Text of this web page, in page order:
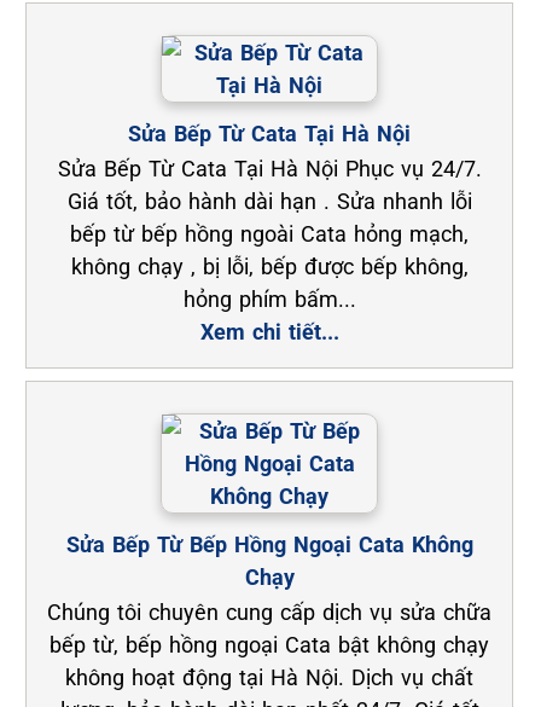
Sửa Bếp Từ Cata Tại Hà Nội
Sửa Bếp Từ Cata Tại Hà Nội Phục vụ 24/7.
Giá tốt, bảo hành dài hạn . Sửa nhanh lỗi
bếp từ bếp hồng ngoài Cata hỏng mạch,
không chạy , bị lỗi, bếp được bếp không,
hỏng phím bấm...
Xem chi tiết...
Sửa Bếp Từ Bếp Hồng Ngoại Cata Không
Chạy
Chúng tôi chuyên cung cấp dịch vụ sửa chữa
bếp từ, bếp hồng ngoại Cata bật không chạy
không hoạt động tại Hà Nội. Dịch vụ chất